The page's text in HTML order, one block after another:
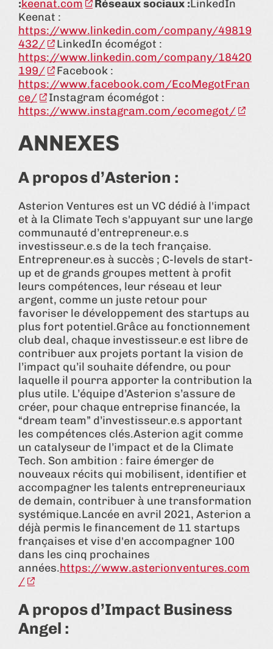
:keenat.com Réseaux sociaux :LinkedIn
Keenat :
https://www.linkedin.com/company/49819
432/
LinkedIn écomégot :
https://www.linkedin.com/company/18420
199/
Facebook :
https://www.facebook.com/EcoMegotFran
ce/
Instagram écomégot :
https://www.instagram.com/ecomegot/
ANNEXES
A propos d’Asterion :
Asterion Ventures est un VC dédié à l'impact
et à la Climate Tech s'appuyant sur une large
communauté d’entrepreneur.e.s
investisseur.e.s de la tech française.
Entrepreneur.es à succès ; C-levels de start-
up et de grands groupes mettent à profit
leurs compétences, leur réseau et leur
argent, comme un juste retour pour
favoriser le développement des startups au
plus fort potentiel.Grâce au fonctionnement
club deal, chaque investisseur.e est libre de
contribuer aux projets portant la vision de
l’impact qu’il souhaite défendre, ou pour
laquelle il pourra apporter la contribution la
plus utile. L’équipe d’Asterion s’assure de
créer, pour chaque entreprise financée, la
“dream team” d’investisseur.e.s apportant
les compétences clés.Asterion agit comme
un catalyseur de l’impact et de la Climate
Tech. Son ambition : faire émerger de
nouveaux récits qui mobilisent, identifier et
accompagner les talents entrepreneuriaux
de demain, contribuer à une transformation
systémique.Lancée en avril 2021, Asterion a
déjà permis le financement de 11 startups
françaises et vise d'en accompagner 100
dans les cinq prochaines
années.https://www.asterionventures.com
/
A propos d’Impact Business
Angel :